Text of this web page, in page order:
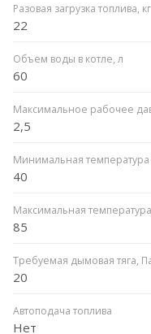
Разовая загрузка топлива, кг
22
Объем воды в котле, л
60
Максимальное рабочее
2,5
Минимальная
40
Максимальная
85
Требуемая дымовая тяга,
20
Автоподача топлива
Нет